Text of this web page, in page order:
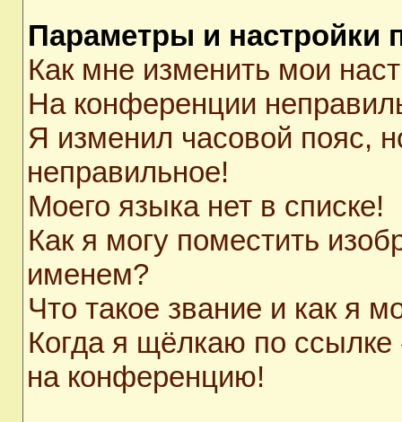
Параметры и настройки
Как мне изменить мои
На конференции
Я изменил часовой пояс,
неправильное!
Моего языка нет в списке!
Как я могу поместить
именем?
Что такое звание и как я
Когда я щёлкаю по ссылке
на конференцию!